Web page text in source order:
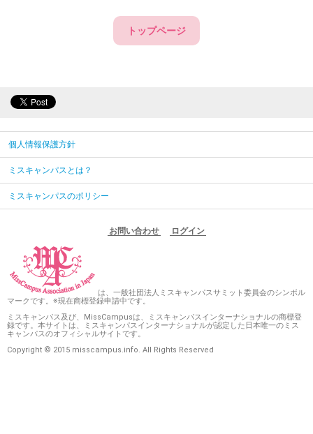
トップページ
個人情報保護方針
ミスキャンパスとは？
ミスキャンパスのポリシー
お問い合わせ ログイン
は、一般社団法人ミスキャンパスサミット委員会のシンボル
マークです。※現在商標登録申請中です。
ミスキャンパス及び、MissCampusは、ミスキャンパスインターナショナルの商標登
録です。本サイトは、ミスキャンパスインターナショナルが認定した日本唯一のミス
キャンパスのオフィシャルサイトです。
Copyright © 2015 misscampus.info. All Rights Reserved